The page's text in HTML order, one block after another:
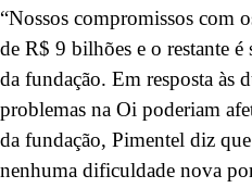
“Nossos compromissos com
de R$ 9 bilhões e o restante
da fundação. Em resposta às
problemas na Oi poderiam
da fundação, Pimentel diz
nenhuma dificuldade nova